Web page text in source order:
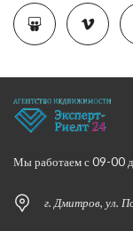
Мы работаем с 09-00
г. Дмитров, ул.